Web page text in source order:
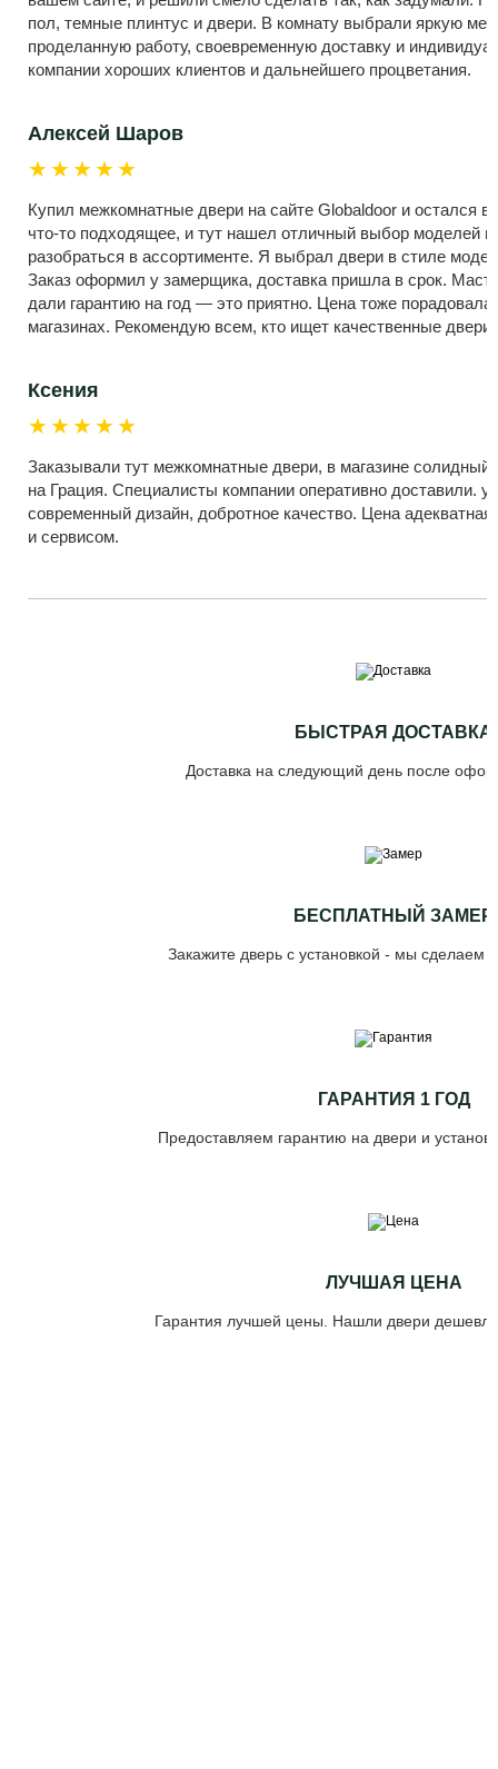
пол, темные плинтус и двери. В комнату выбрали яркую
проделанную работу, своевременную доставку и
компании хороших клиентов и дальнейшего процветания.
Алексей Шаров
★★★★★
Купил межкомнатные двери на сайте Globaldoor и остался в
что-то подходящее, и тут нашел отличный выбор моделей
разобраться в ассортименте. Я выбрал двери в стиле
Заказ оформил у замерщика, доставка пришла в срок.
дали гарантию на год — это приятно. Цена тоже
магазинах. Рекомендую всем, кто ищет качественные
Ксения
★★★★★
Заказывали тут межкомнатные двери, в магазине
на Грация. Специалисты компании оперативно доставили.
современный дизайн, добротное качество. Цена
и сервисом.
БЫСТРАЯ ДОСТАВКА
Доставка на следующий день после
БЕСПЛАТНЫЙ ЗАМЕР
Закажите дверь с установкой - мы сделаем
ГАРАНТИЯ 1 ГОД
Предоставляем гарантию на двери и
ЛУЧШАЯ ЦЕНА
Гарантия лучшей цены. Нашли двери